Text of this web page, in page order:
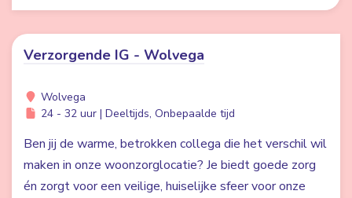
Verzorgende IG - Wolvega
Wolvega
24 - 32 uur | Deeltijds, Onbepaalde tijd
Ben jij de warme, betrokken collega die het verschil wil
maken in onze woonzorglocatie? Je biedt goede zorg
én zorgt voor een veilige, huiselijke sfeer voor onze